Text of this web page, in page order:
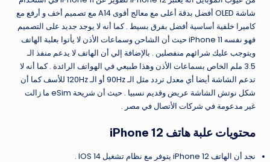
شاشة OLED أفضل بدقة أعلى مع معالج أقوى A14 مع تصميم أخف و أرفع مع
كاميرا خلفية أساسية أفضل بفرق بسيط . كما أنه لا يوجد جديد على التصميم
فهو نفسه iPhone 11 حيث أن الشاحن وسماعات الأذن لا يأتوا بعلبة الهاتف
ويتوجب عليك شرائهم منفصلين . بالإضافة إلي أن الهاتف لا يدعم منفذ الـ
3.5 ملم الخاص بسماعات الأذن وهذا طبيعي في الهواتف الرائدة . كما أنه لا
تدعم الشاشة أيضا أي معدل تردد مثل الـ 90Hz أو الـ 120Hz للأسف كما أن
شكل نوتش الشاشة عريض وقديم نسبيا . حيث أن شريحة eSim ما زالت
غير مدعومة في شركات الأتصال في مصر .
محتويات علبة هاتف iPhone 12
نجد أن الهاتف iPhone 12 يتوفر مع نظام تشغيل IOS 14 .